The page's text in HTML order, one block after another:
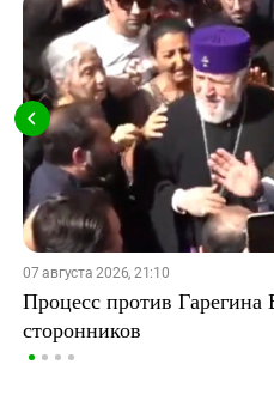
07 августа 2026, 21:10
Процесс против Гарегина
сторонников